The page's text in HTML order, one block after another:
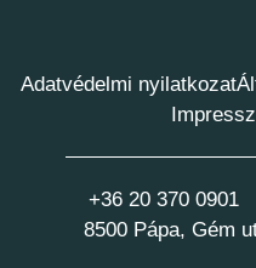
Adatvédelmi nyilatkozat
+36 20 370 0901
8500 Pápa, Gém